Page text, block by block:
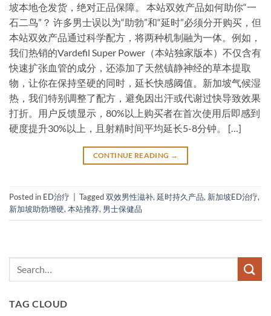
坡本地仓发货，绝对正品保障。 本站双效产品如何助你“一
石二鸟”？ 许多男士误以为“助勃”和“延时”必须分开购买，但
本站双效产品通过科学配方，将两种机制融为一体。例如，
我们热销的Vardefil Super Power（本站独家版本）不仅含有
快速扩张血管的成分，还添加了天然镇静神经的草本提取
物，让你在保持坚硬的同时，延长快感阈值。新加坡气候湿
热，我们特别调整了配方，避免因出汗或代谢过快导致效果
打折。用户反馈显示，80%以上购买者在首次使用后即感到
硬度提升30%以上，且射精时间平均延长5-8分钟。 […]
CONTINUE READING →
Posted in ED治疗 Tagged双效男性滋补, 延时持久产品, 新加坡ED治疗,
新加坡助勃增硬, 本站推荐, 男士保健品
TAG CLOUD